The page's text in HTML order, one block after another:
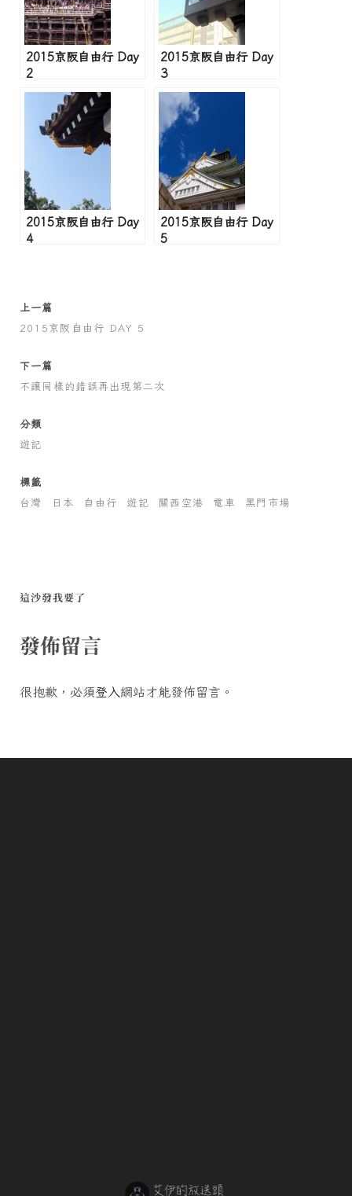
2015京阪自由行 Day
2
2015京阪自由行 Day
3
2015京阪自由行 Day
4
2015京阪自由行 Day
5
上一篇
2015京阪自由行 DAY 5
下一篇
不讓同樣的錯誤再出現第二次
分類
遊記
標籤
台灣
日本 自由行 遊記 關西空港 電車 黑門市場
這沙發我要了
發佈留言
很抱歉，必須登入網站才能發佈留言。